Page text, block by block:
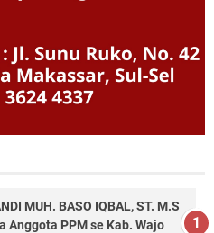
MUH. BASO IQBAL, ST. M.S
Anggota PPM se Kab. Wajo